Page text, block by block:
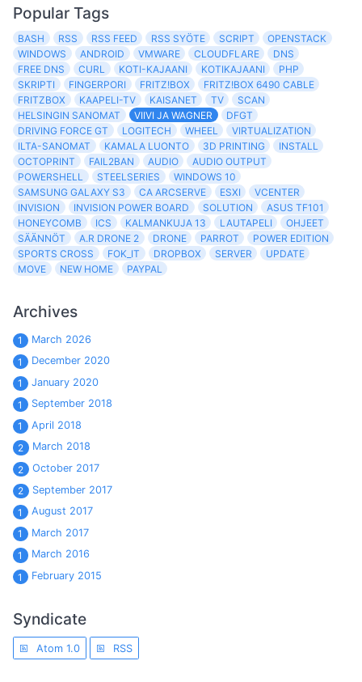
Popular Tags
BASH RSS RSS FEED RSS SYÖTE SCRIPT
OPENSTACK
WINDOWS
ANDROID VMWARE CLOUDFLARE
DNS
FREE DNS
CURL KOTI-KAJAANI KOTIKAJAANI
PHP
SKRIPTI
FINGERPORI FRITZ!BOX
FRITZ!BOX 6490 CABLE
FRITZBOX
KAAPELI-TV KAISANET TV
SCAN
HELSINGIN SANOMAT
VIIVI JA WAGNER
DFGT
DRIVING FORCE GT
LOGITECH WHEEL
VIRTUALIZATION
ILTA-SANOMAT
KAMALA LUONTO 3D PRINTING
INSTALL
OCTOPRINT
FAIL2BAN AUDIO
AUDIO OUTPUT
POWERSHELL
STEELSERIES
WINDOWS 10
SAMSUNG GALAXY S3
CA ARCSERVE ESXI
VCENTER
INVISION
INVISION POWER BOARD SOLUTION
ASUS TF101
HONEYCOMB
ICS KALMANKUJA 13 LAUTAPELI
OHJEET
SÄÄNNÖT
A.R DRONE 2 DRONE PARROT
POWER EDITION
SPORTS CROSS
FOK_IT DROPBOX SERVER
UPDATE
MOVE
NEW HOME PAYPAL
Archives
1
March 2026
1
December 2020
1
January 2020
1
September 2018
1
April 2018
2
March 2018
2
October 2017
2
September 2017
1
August 2017
1
March 2017
1
March 2016
1
February 2015
Syndicate
Atom 1.0 RSS